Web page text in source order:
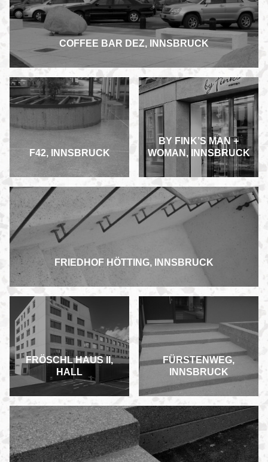
COFFEE BAR DEZ, INNSBRUCK
F42, INNSBRUCK
BY FINK’S MAN +
WOMAN, INNSBRUCK
FRIEDHOF HÖTTING, INNSBRUCK
FRÖSCHL HAUS II,
HALL
FÜRSTENWEG,
INNSBRUCK